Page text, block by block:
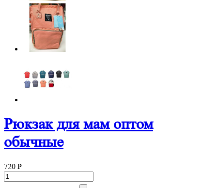
Рюкзак для мам оптом
обычные
720 P